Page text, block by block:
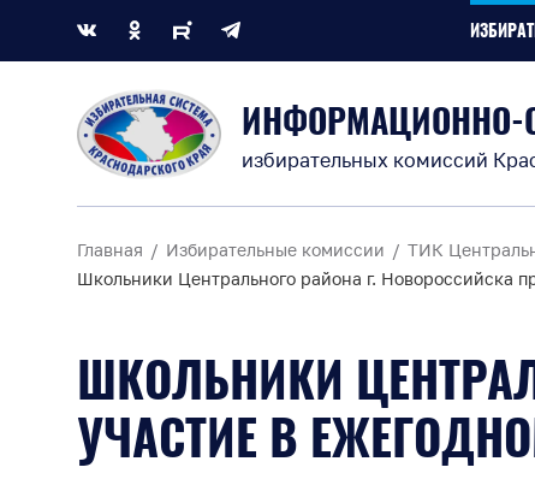
избирательных комиссий
Главная Избирательные комиссии ТИК
Школьники Центрального района г. Новороссийска
ШКОЛЬНИКИ
УЧАСТИЕ В